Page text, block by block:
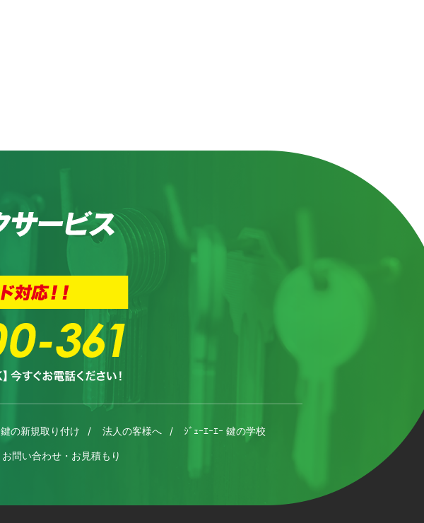
鍵の新規取り付け 法人の客様へ ｼﾞｪｰｴｰｴｰ 鍵の学校
お問い合わせ・お見積もり